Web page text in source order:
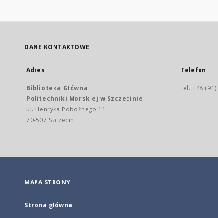
DANE KONTAKTOWE
Adres
Biblioteka Główna
Politechniki Morskiej w Szczecinie
ul. Henryka Pobożnego 11
70-507 Szczecin
Telefon
tel. +48
MAPA STRONY
Strona główna